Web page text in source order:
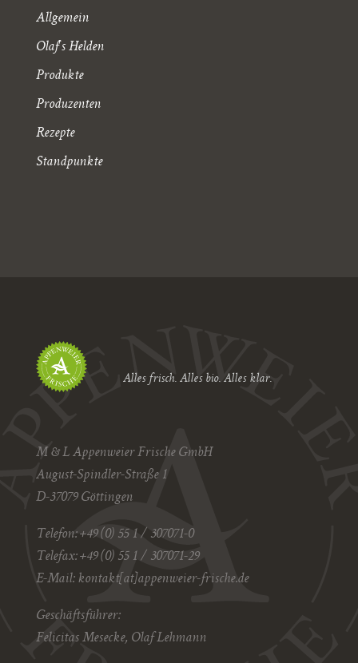
Allgemein
Olaf's Helden
Produkte
Produzenten
Rezepte
Standpunkte
Alles frisch. Alles bio. Alles klar.
M & L Appenweier Frische GmbH
August-Spindler-Straße 1
D-37079 Göttingen
Telefon: +49 (0) 55 1 / 307071-0
Telefax: +49 (0) 55 1 / 307071-29
E-Mail: kontakt[at]appenweier-frische.de
Geschäftsführer:
Felicitas Mesecke, Olaf Lehmann